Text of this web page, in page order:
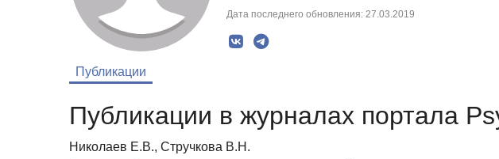
Дата последнего обновления: 27.03.2019
Публикации
Публикации в журналах портала
Николаев Е.В., Стручкова В.Н.